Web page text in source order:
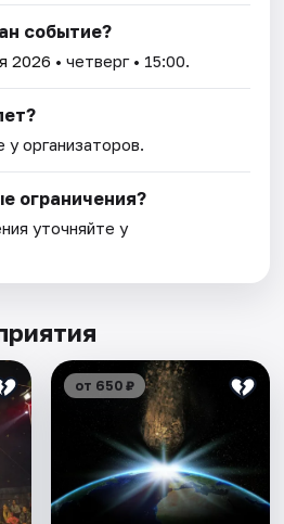
событие?
2026 • четверг • 15:00.
организаторов.
ограничения?
уточняйте у
от 650 ₽